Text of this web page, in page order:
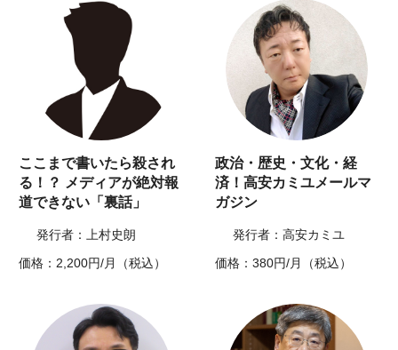
ここまで書いたら殺され
る！？ メディアが絶対報
道できない「裏話」
発行者：上村史朗
価格：2,200円/月（税込）
政治・歴史・文化・経
済！高安カミユメールマ
ガジン
発行者：高安カミユ
価格：380円/月（税込）